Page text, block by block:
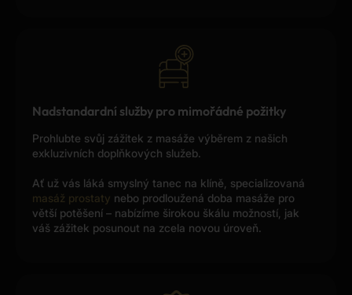
Nadstandardní služby pro mimořádné požitky
Prohlubte svůj zážitek z masáže výběrem z našich
exkluzivních doplňkových služeb.
Ať už vás láká smyslný tanec na klíně, specializovaná
masáž prostaty nebo prodloužená doba masáže pro
větší potěšení – nabízíme širokou škálu možností, jak
váš zážitek posunout na zcela novou úroveň.